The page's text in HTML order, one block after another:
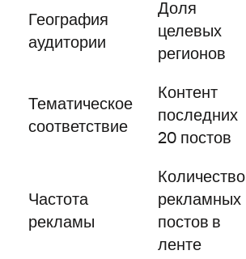
География
аудитории
Доля
целевых
регионов
Тематическое
соответствие
Контент
последних
20 постов
Частота
рекламы
Количество
рекламных
постов в
ленте